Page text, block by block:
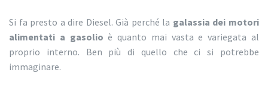
Si fa presto a dire Diesel. Già perché la galassia dei motori
alimentati a gasolio è quanto mai vasta e variegata al
proprio interno. Ben più di quello che ci si potrebbe
immaginare.